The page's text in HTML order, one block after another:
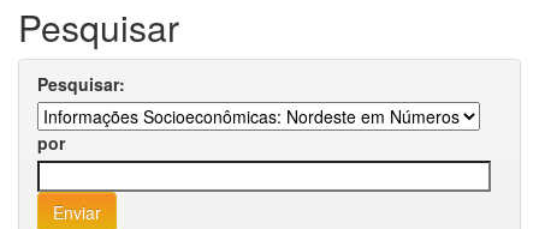
Pesquisar
Pesquisar:
por